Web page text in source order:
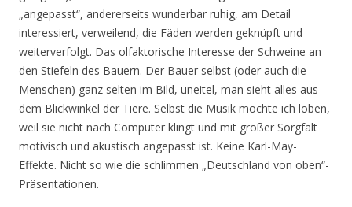
„angepasst“, andererseits wunderbar ruhig, am Detail
interessiert, verweilend, die Fäden werden geknüpft und
weiterverfolgt. Das olfaktorische Interesse der Schweine an
den Stiefeln des Bauern. Der Bauer selbst (oder auch die
Menschen) ganz selten im Bild, uneitel, man sieht alles aus
dem Blickwinkel der Tiere. Selbst die Musik möchte ich loben,
weil sie nicht nach Computer klingt und mit großer Sorgfalt
motivisch und akustisch angepasst ist. Keine Karl-May-
Effekte. Nicht so wie die schlimmen „Deutschland von oben“-
Präsentationen.